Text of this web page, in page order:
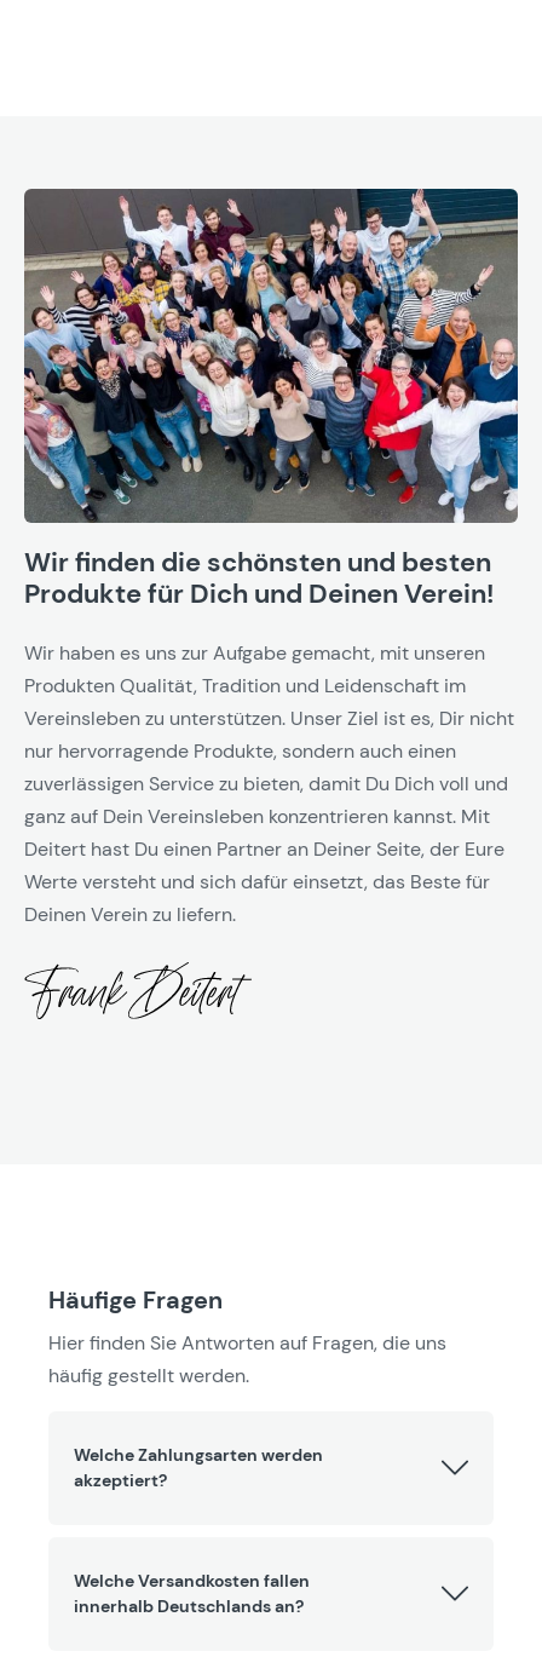
Wir finden die schönsten und besten
Produkte für Dich und Deinen Verein!
Wir haben es uns zur Aufgabe gemacht, mit unseren
Produkten Qualität, Tradition und Leidenschaft im
Vereinsleben zu unterstützen. Unser Ziel ist es, Dir nicht
nur hervorragende Produkte, sondern auch einen
zuverlässigen Service zu bieten, damit Du Dich voll und
ganz auf Dein Vereinsleben konzentrieren kannst. Mit
Deitert hast Du einen Partner an Deiner Seite, der Eure
Werte versteht und sich dafür einsetzt, das Beste für
Deinen Verein zu liefern.
Häufige Fragen
Hier finden Sie Antworten auf Fragen, die uns
häufig gestellt werden.
Welche Zahlungsarten werden
akzeptiert?
Welche Versandkosten fallen
innerhalb Deutschlands an?